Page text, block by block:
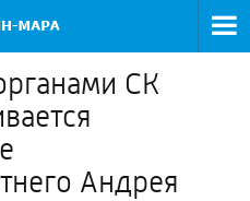
СК
Андрея